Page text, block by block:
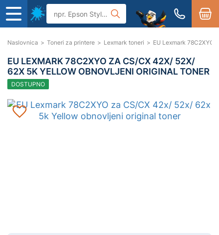
Naslovnica > Toneri za printere > Lexmark toneri > EU Lexmark 78C2XYO
EU LEXMARK 78C2XYO ZA CS/CX 42X/ 52X/
62X 5K YELLOW OBNOVLJENI ORIGINAL TONER
DOSTUPNO